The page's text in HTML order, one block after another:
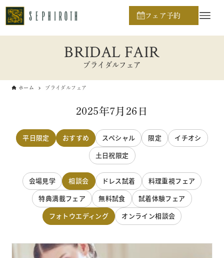
フェア予約
BRIDAL FAIR
ブライダルフェア
ホーム ブライダルフェア
2025年7月26日
平日限定 おすすめ スペシャル 限定
イチオシ
土日祝限定
会場見学 相談会 ドレス試着
料理重視フェア
特典満載フェア
無料試食
試着体験フェア
フォトウエディング
オンライン相談会